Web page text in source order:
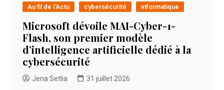
Au fil de l'Actu cybersécurité informatique
Microsoft dévoile MAI-Cyber-1-
Flash, son premier modèle
d’intelligence artificielle dédié à la
cybersécurité
Jena Setlia 31 juillet 2026